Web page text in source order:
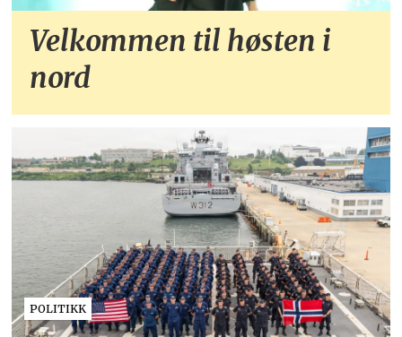
Velkommen til høsten i
nord
POLITIKK